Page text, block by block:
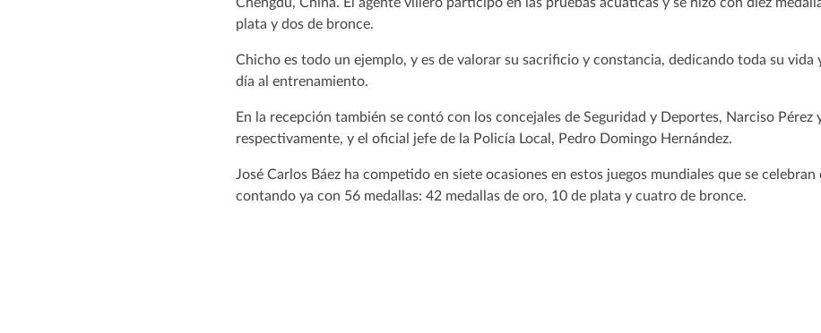
plata y dos de bronce.
Chicho es todo un ejemplo, y es de valorar su sacrificio y constancia, dedicando toda su vida
día al entrenamiento.
En la recepción también se contó con los concejales de Seguridad y Deportes, Narciso Pérez
respectivamente, y el oficial jefe de la Policía Local, Pedro Domingo Hernández.
José Carlos Báez ha competido en siete ocasiones en estos juegos mundiales que se celebran
contando ya con 56 medallas: 42 medallas de oro, 10 de plata y cuatro de bronce.